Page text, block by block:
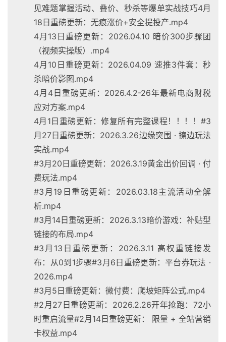
见难题掌握活动、叠价、秒杀等爆单实战技巧4月
18日重磅更新：无痕涨价+安全提投产.mp4
4月13日重磅更新：2026.04.10 暗价300步骤团
（视频实操版）.mp4
4月10日重磅更新：2026.04.09 速推3件套：秒
杀暗价影图.mp4
4月4日重磅更新：2026.4.2-26年最新电商财税
应对方案.mp4
4月1日重磅更新：修复所有完整课程！！！！#3
月27日重磅更新：2026.3.26边缘突围 · 擦边玩法
实战.mp4
#3月20日重磅更新：2026.3.19黄金出价回调 · 付
费玩法.mp4
#3月19日重磅更新：2026.03.18主流活动全解
析.mp4
#3月14日重磅更新：2026.3.13暗价游戏：补贴型
链接的布局.mp4
#3月13日重磅更新：2026.3.11 高权重链接发
布：从0到1步骤#3月6日重磅更新：平台券玩法 ·
2026.mp4
#3月5日重磅更新：微付费：爬坡矩阵公式.mp4
#2月27日重磅更新：2026.2.26开年抢跑：72小
时重启流量#2月14日重磅更新： 限量 + 全站营销
卡权益.mp4